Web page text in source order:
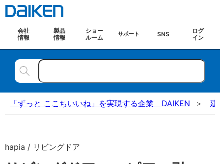
会社
情報
製品
情報
ショー
ルーム
サポート SNS
ログ
イン
「ずっと ここちいいね」を実現する企業 DAIKEN 建
hapia / リビングドア